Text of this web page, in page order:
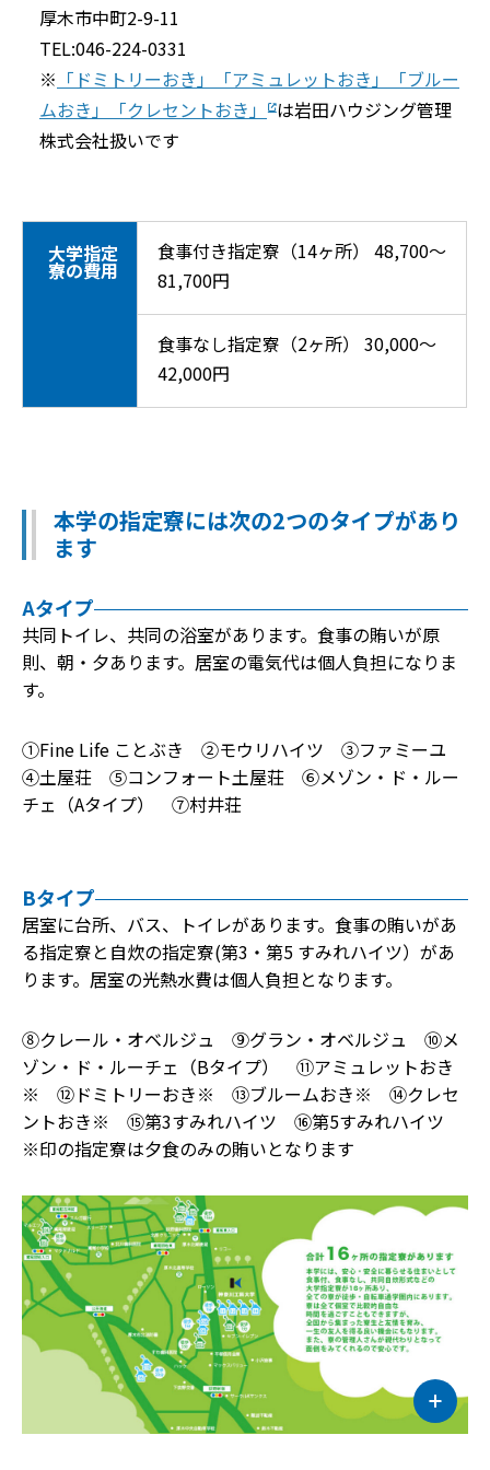
厚木市中町2-9-11
TEL:046-224-0331
※ 「ドミトリーおき」「アミュレットおき」「ブルー
ムおき」「クレセントおき」
は岩田ハウジング管理
株式会社扱いです
大学指定
寮の費用
食事付き指定寮（14ヶ所） 48,700〜
81,700円
食事なし指定寮（2ヶ所） 30,000〜
42,000円
本学の指定寮には次の2つのタイプがあり
ます
Aタイプ
共同トイレ、共同の浴室があります。食事の賄いが原
則、朝・夕あります。居室の電気代は個人負担になりま
す。
①Fine Life ことぶき ②モウリハイツ ③ファミーユ
④土屋荘 ⑤コンフォート土屋荘 ⑥メゾン・ド・ルー
チェ（Aタイプ） ⑦村井荘
Bタイプ
居室に台所、バス、トイレがあります。食事の賄いがあ
る指定寮と自炊の指定寮(第3・第5 すみれハイツ）があ
ります。居室の光熱水費は個人負担となります。
⑧クレール・オベルジュ ⑨グラン・オベルジュ ⑩メ
ゾン・ド・ルーチェ（Bタイプ） ⑪アミュレットおき
※ ⑫ドミトリーおき※ ⑬ブルームおき※ ⑭クレセ
ントおき※ ⑮第3すみれハイツ ⑯第5すみれハイツ
※印の指定寮は夕食のみの賄いとなります